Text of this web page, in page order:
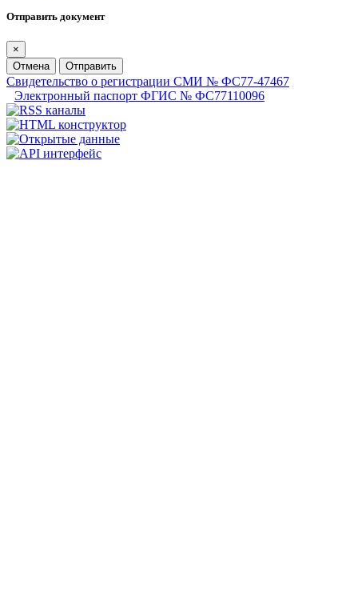
Отправить документ
×
Отмена
Отправить
Свидетельство о регистрации СМИ № ФС77-47467
Электронный паспорт ФГИС № ФС77110096